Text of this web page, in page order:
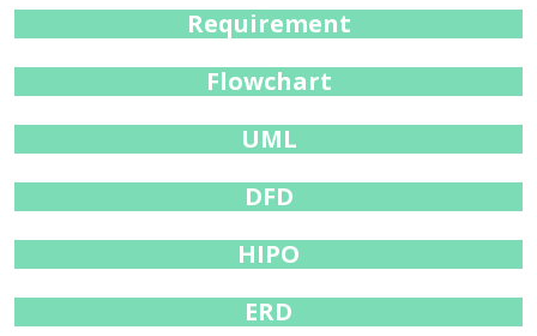
Requirement
Flowchart
UML
DFD
HIPO
ERD